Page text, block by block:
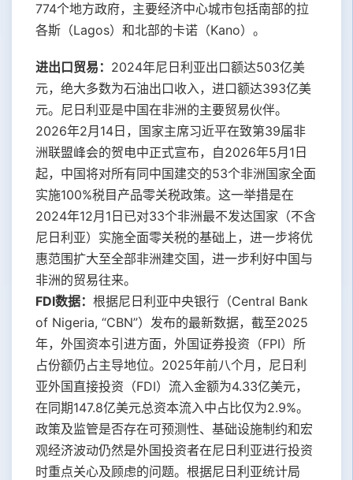
774个地方政府，主要经济中心城市包括南部的拉
各斯（Lagos）和北部的卡诺（Kano）。
进出口贸易： 2024年尼日利亚出口额达503亿美
元，绝大多数为石油出口收入，进口额达393亿美
元。尼日利亚是中国在非洲的主要贸易伙伴。
2026年2月14日，国家主席习近平在致第39届非
洲联盟峰会的贺电中正式宣布，自2026年5月1日
起，中国将对所有同中国建交的53个非洲国家全面
实施100%税目产品零关税政策。这一举措是在
2024年12月1日已对33个非洲最不发达国家（不含
尼日利亚）实施全面零关税的基础上，进一步将优
惠范围扩大至全部非洲建交国，进一步利好中国与
非洲的贸易往来。
FDI数据： 根据尼日利亚中央银行（Central Bank
of Nigeria, “CBN”）发布的最新数据，截至2025
年，外国资本引进方面，外国证券投资（FPI）所
占份额仍占主导地位。2025年前八个月，尼日利
亚外国直接投资（FDI）流入金额为4.33亿美元，
在同期147.8亿美元总资本流入中占比仅为2.9%。
政策及监管是否存在可预测性、基础设施制约和宏
观经济波动仍然是外国投资者在尼日利亚进行投资
时重点关心及顾虑的问题。根据尼日利亚统计局